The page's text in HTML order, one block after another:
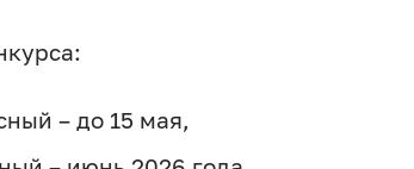
– до 15 мая,